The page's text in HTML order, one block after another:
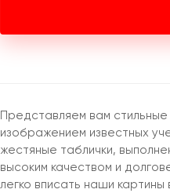
Представляем вам
изображением известных
жестяные таблички,
высоким качеством и
легко вписать наши